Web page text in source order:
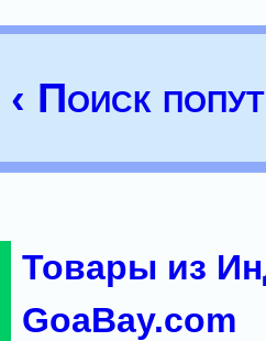
‹ Поиск
Товары из
GoaBay.com